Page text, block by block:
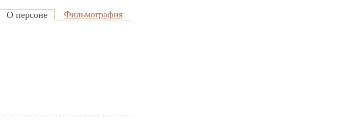
О персоне
Фильмография